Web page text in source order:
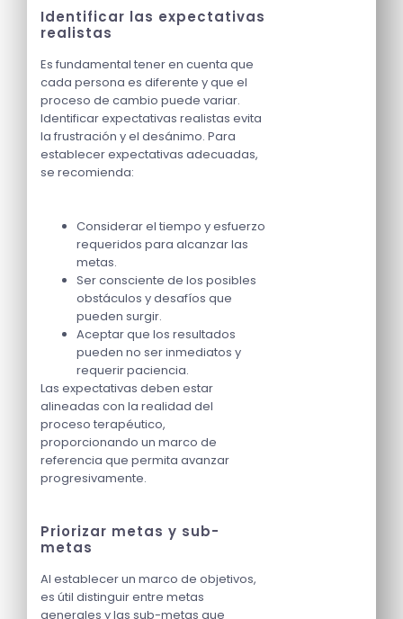
Identificar las expectativas
realistas
Es fundamental tener en cuenta que
cada persona es diferente y que el
proceso de cambio puede variar.
Identificar expectativas realistas evita
la frustración y el desánimo. Para
establecer expectativas adecuadas,
se recomienda:
Considerar el tiempo y esfuerzo
requeridos para alcanzar las
metas.
Ser consciente de los posibles
obstáculos y desafíos que
pueden surgir.
Aceptar que los resultados
pueden no ser inmediatos y
requerir paciencia.
Las expectativas deben estar
alineadas con la realidad del
proceso terapéutico,
proporcionando un marco de
referencia que permita avanzar
progresivamente.
Priorizar metas y sub-
metas
Al establecer un marco de objetivos,
es útil distinguir entre metas
generales y las sub-metas que